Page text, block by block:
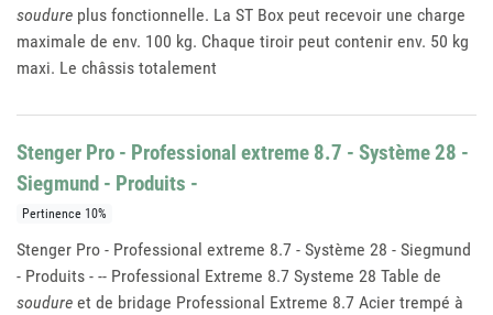
soudure plus fonctionnelle. La ST Box peut recevoir une charge
maximale de env. 100 kg. Chaque tiroir peut contenir env. 50 kg
maxi. Le châssis totalement
Stenger Pro - Professional extreme 8.7 - Système 28 -
Siegmund - Produits -
Pertinence 10%
Stenger Pro - Professional extreme 8.7 - Système 28 - Siegmund
- Produits - -- Professional Extreme 8.7 Systeme 28 Table de
soudure et de bridage Professional Extreme 8.7 Acier trempé à